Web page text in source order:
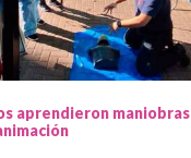
aprendieron maniobras